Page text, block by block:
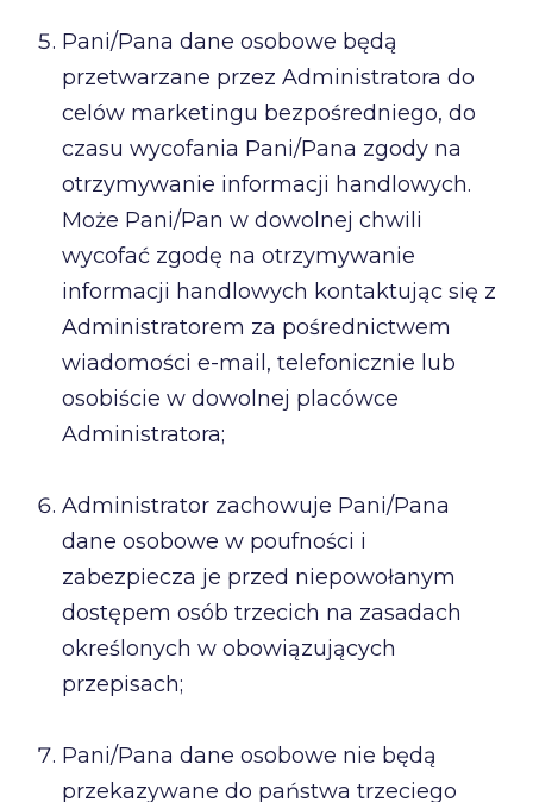
Pani/Pana dane osobowe będą
przetwarzane przez Administratora do
celów marketingu bezpośredniego, do
czasu wycofania Pani/Pana zgody na
otrzymywanie informacji handlowych.
Może Pani/Pan w dowolnej chwili
wycofać zgodę na otrzymywanie
informacji handlowych kontaktując się z
Administratorem za pośrednictwem
wiadomości e-mail, telefonicznie lub
osobiście w dowolnej placówce
Administratora;
Administrator zachowuje Pani/Pana
dane osobowe w poufności i
zabezpiecza je przed niepowołanym
dostępem osób trzecich na zasadach
określonych w obowiązujących
przepisach;
Pani/Pana dane osobowe nie będą
przekazywane do państwa trzeciego